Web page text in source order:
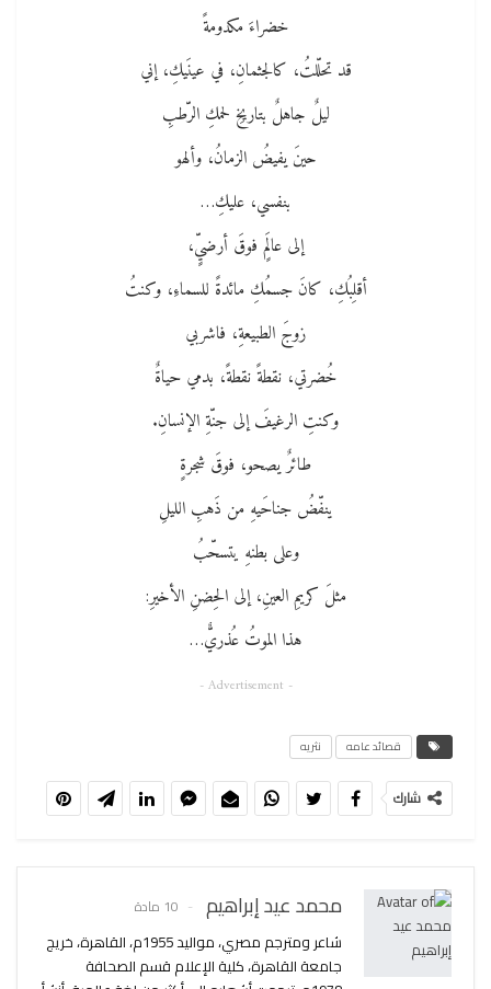
خضراءَ مكدومةً
قد تحلّلتُ، كالجثمانِ، في عينَيكِ، إني
ليلٌ جاهلٌ بتاريخِ لحمكِ الرّطبِ
حينَ يفيضُ الزمانُ، وألهو
بنفسي، عليكِ…
إلى عالَمٍ فوقَ أرضيٍّ،
أقلِبُكِ، كانَ جسمُكِ مائدةً للسماءِ، وكنتُ
زوجَ الطبيعةِ، فاشربي
خُضرتي، نقطةً نقطةً، بدمي حياةٌ
وكنتِ الرغيفَ إلى جنّةِ الإنسانِ.
طائرٌ يصحو، فوقَ شجرةٍ
ينفّضُ جناحَيهِ من ذَهبِ الليلِ
وعلى بطنهِ يتسحّبُ
مثلَ كريمِ العينِ، إلى الحِضنِ الأخيرِ:
هذا الموتُ عُذريٌّ…
- Advertisement -
قصائد عامه نثريه
شارك
محمد عيد إبراهيم 10 مادة
شاعر ومترجم مصري، مواليد 1955م، القاهرة، خريج
جامعة القاهرة، كلية الإعلام قسم الصحافة